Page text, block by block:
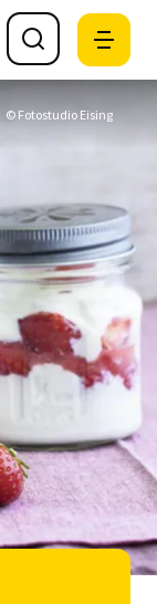
© Fotostudio Eising